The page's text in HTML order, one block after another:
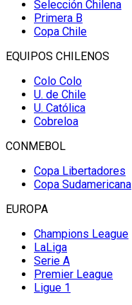
Selección Chilena
Primera B
Copa Chile
EQUIPOS CHILENOS
Colo Colo
U. de Chile
U. Católica
Cobreloa
CONMEBOL
Copa Libertadores
Copa Sudamericana
EUROPA
Champions League
LaLiga
Serie A
Premier League
Ligue 1